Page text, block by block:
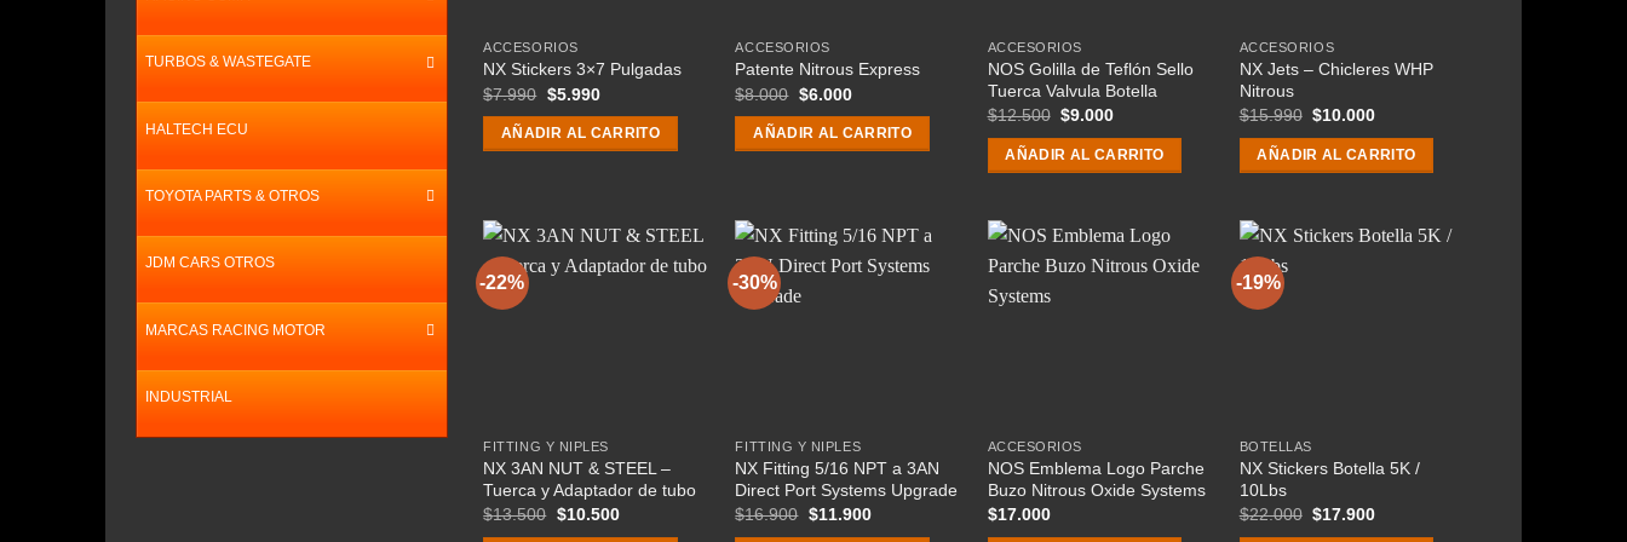
TURBOS & WASTEGATE
HALTECH ECU
TOYOTA PARTS & OTROS
JDM CARS OTROS
MARCAS RACING MOTOR
INDUSTRIAL
ACCESORIOS
NX Stickers 3×7 Pulgadas
$7.990 El
original
era:
$5.990El
actual
es:
AÑADIR AL CARRITO
ACCESORIOS
Patente Nitrous Express
$8.000 El
original
era:
$6.000El
actual
es:
AÑADIR AL CARRITO
ACCESORIOS
NOS Golilla de Teflón Sello
Tuerca Valvula Botella
$12.500 El
original
era:
$9.000El
actual
es:
AÑADIR AL CARRITO
ACCESORIOS
NX Jets – Chicleres WHP
Nitrous
$15.990 El
original
era:
$10.000El
actual
es:
AÑADIR AL CARRITO
-22%
FITTING Y NIPLES
NX 3AN NUT & STEEL –
Tuerca y Adaptador de tubo
$13.500 El
$10.500El
-30%
FITTING Y NIPLES
NX Fitting 5/16 NPT a 3AN
Direct Port Systems Upgrade
$16.900 El
$11.900El
ACCESORIOS
NOS Emblema Logo Parche
Buzo Nitrous Oxide Systems
$17.000
-19%
BOTELLAS
NX Stickers Botella 5K /
10Lbs
$22.000 El
$17.900El